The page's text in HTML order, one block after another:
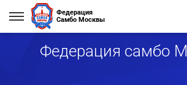
Федерация
Самбо Москвы
Федерация самбо